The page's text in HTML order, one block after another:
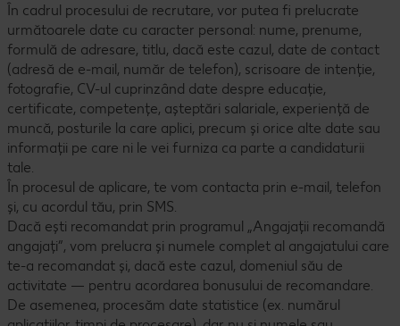
În cadrul procesului de recrutare, vor putea fi prelucrate
următoarele date cu caracter personal: nume, prenume,
formulă de adresare, titlu, dacă este cazul, date de contact
(adresă de e-mail, număr de telefon), scrisoare de intenție,
fotografie, CV-ul cuprinzând date despre educație,
certificate, competențe, așteptări salariale, experiență de
muncă, posturile la care aplici, precum și orice alte date sau
informații pe care ni le vei furniza ca parte a candidaturii
tale.
În procesul de aplicare, te vom contacta prin e-mail, telefon
și, cu acordul tău, prin SMS.
Dacă ești recomandat prin programul „Angajații recomandă
angajați”, vom prelucra și numele complet al angajatului care
te-a recomandat și, dacă este cazul, domeniul său de
activitate — pentru acordarea bonusului de recomandare.
De asemenea, procesăm date statistice (ex. numărul